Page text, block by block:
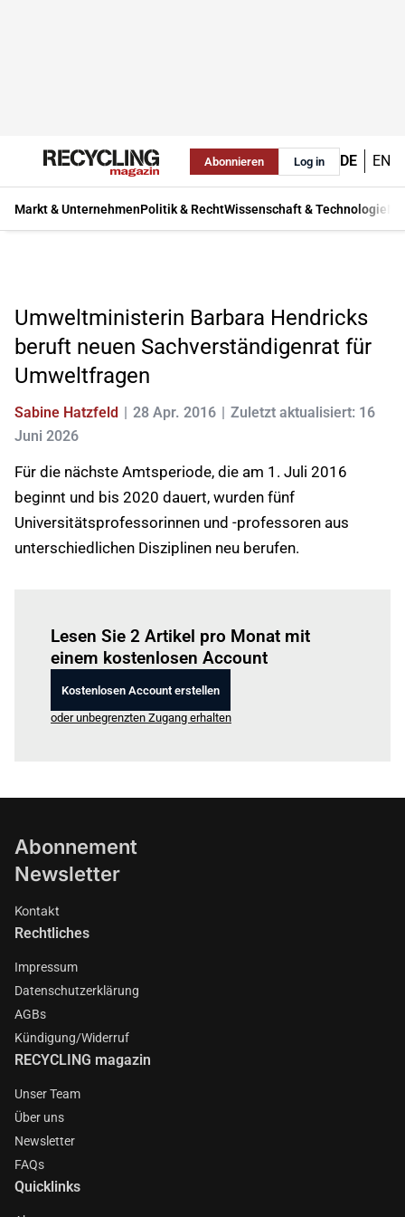
Abonnieren Log in DE EN
Markt & UnternehmenPolitik & RechtWissenschaft & Technologie
Umweltministerin Barbara Hendricks
beruft neuen Sachverständigenrat für
Umweltfragen
Sabine Hatzfeld 28 Apr. 2016
Zuletzt aktualisiert: 16
Juni 2026
Für die nächste Amtsperiode, die am 1. Juli 2016
beginnt und bis 2020 dauert, wurden fünf
Universitätsprofessorinnen und -professoren aus
unterschiedlichen Disziplinen neu berufen.
Lesen Sie 2 Artikel pro Monat mit
einem kostenlosen Account
Kostenlosen Account erstellen
oder unbegrenzten Zugang erhalten
Abonnement
Newsletter
Kontakt
Rechtliches
Impressum
Datenschutzerklärung
AGBs
Kündigung/Widerruf
RECYCLING magazin
Unser Team
Über uns
Newsletter
FAQs
Quicklinks